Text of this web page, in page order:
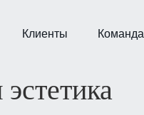
Клиенты Команда